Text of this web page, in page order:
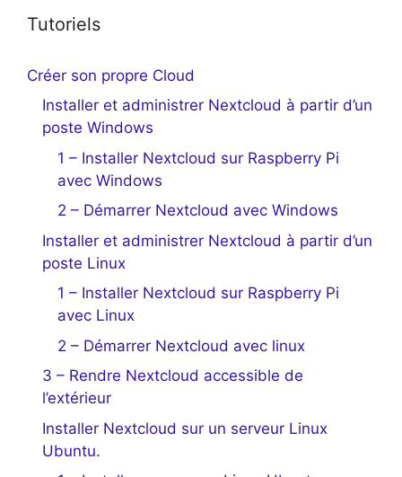
Tutoriels
Créer son propre Cloud
Installer et administrer Nextcloud à partir d’un
poste Windows
1 – Installer Nextcloud sur Raspberry Pi
avec Windows
2 – Démarrer Nextcloud avec Windows
Installer et administrer Nextcloud à partir d’un
poste Linux
1 – Installer Nextcloud sur Raspberry Pi
avec Linux
2 – Démarrer Nextcloud avec linux
3 – Rendre Nextcloud accessible de
l’extérieur
Installer Nextcloud sur un serveur Linux
Ubuntu.